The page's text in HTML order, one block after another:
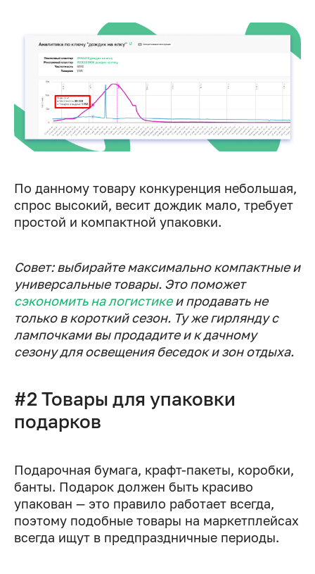
По данному товару конкуренция небольшая,
спрос высокий, весит дождик мало, требует
простой и компактной упаковки.
Совет:выбирайтемаксимально компактные и
универсальные товары. Это поможет
сэкономить на логистикеи продавать не
только в короткий сезон. Ту же гирлянду с
лампочками вы продадите и к дачному
сезону для освещения беседок и зон отдыха.
#2 Товары для упаковки
подарков
Подарочная бумага, крафт-пакеты, коробки,
банты. Подарок должен быть красиво
упакован — это правило работает всегда,
поэтому подобные товары на маркетплейсах
всегда ищут в предпраздничные периоды.